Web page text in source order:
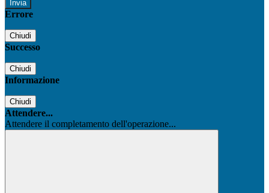
Errore
Chiudi
Successo
Chiudi
Informazione
Chiudi
Attendere...
Attendere il completamento dell'operazione...